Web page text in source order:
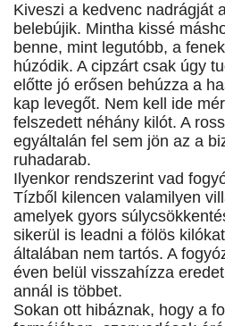
Kiveszi a kedvenc nadrágját
belebújik. Mintha kissé
benne, mint legutóbb, a
húzódik. A cipzárt csak úgy
előtte jó erősen behúzza a
kap levegőt. Nem kell ide
felszedett néhány kilót. A
egyáltalán fel sem jön az a
ruhadarab.
Ilyenkor rendszerint vad
Tízből kilencen valamilyen
amelyek gyors
sikerül is leadni a fölös
általában nem tartós. A
éven belül visszahízza
annál is többet.
Sokan ott hibáznak, hogy a